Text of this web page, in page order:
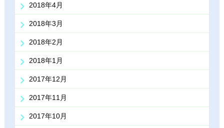
2018年4月
2018年3月
2018年2月
2018年1月
2017年12月
2017年11月
2017年10月